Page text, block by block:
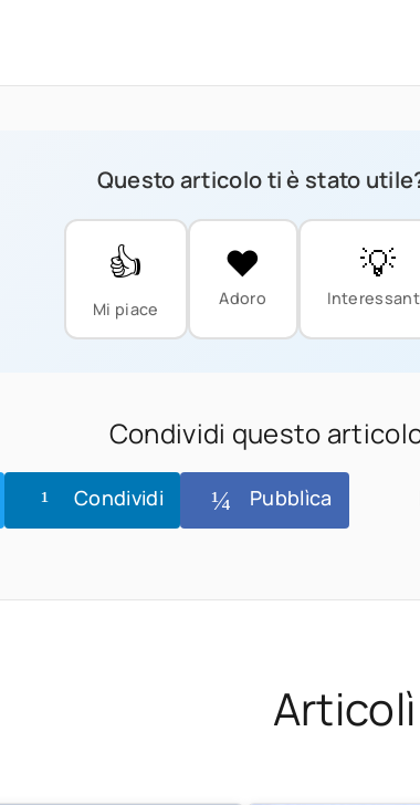
Questo articolo ti è stato
👍
Mi piace
❤️
Adoro
💡
Condividi questo
Condividi Pubblìca